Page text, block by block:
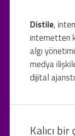
Distile,
internetten
algı
medya
dijital
Kalıcı